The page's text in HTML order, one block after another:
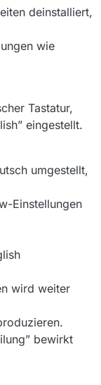
deinstalliert,
wie
Tastatur,
eingestellt.
umgestellt,
Einstellungen
wird weiter
bewirkt